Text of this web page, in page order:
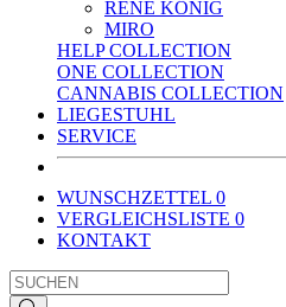
RENÉ KÖNIG
MIRO
HELP COLLECTION
ONE COLLECTION
CANNABIS COLLECTION
LIEGESTUHL
SERVICE
WUNSCHZETTEL 0
VERGLEICHSLISTE 0
KONTAKT